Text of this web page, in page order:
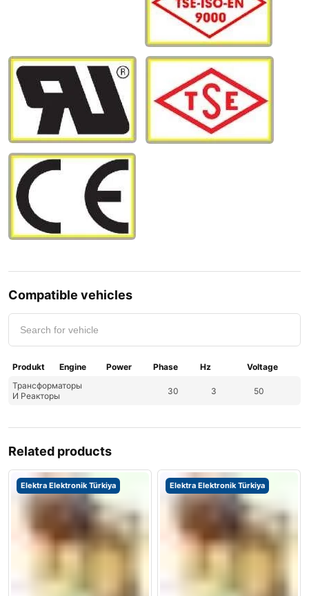
Compatible vehicles
Produkt Engine Power Phase Hz
Voltage
Трансформаторы
И Реакторы
30 3 50
Related products
Elektra Elektronik Türkiya Elektra Elektronik Türkiya